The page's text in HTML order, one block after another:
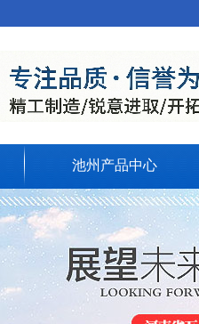
池州产品中心